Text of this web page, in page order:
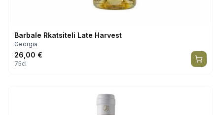
Barbale Rkatsiteli Late Harvest
Georgia
26,00 €
75cl